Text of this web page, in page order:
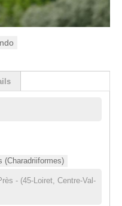
(Charadriiformes)
- (45-Loiret, Centre-Val-